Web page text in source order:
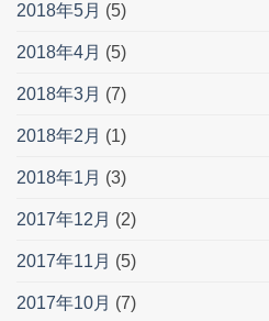
2018年5月 (5)
2018年4月 (5)
2018年3月 (7)
2018年2月 (1)
2018年1月 (3)
2017年12月 (2)
2017年11月 (5)
2017年10月 (7)